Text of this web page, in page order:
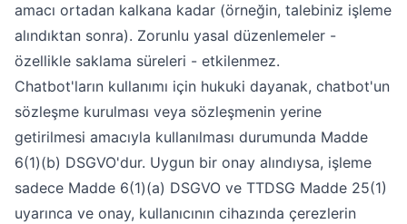
amacı ortadan kalkana kadar (örneğin, talebiniz işleme
alındıktan sonra). Zorunlu yasal düzenlemeler -
özellikle saklama süreleri - etkilenmez.
Chatbot'ların kullanımı için hukuki dayanak, chatbot'un
sözleşme kurulması veya sözleşmenin yerine
getirilmesi amacıyla kullanılması durumunda Madde
6(1)(b) DSGVO'dur. Uygun bir onay alındıysa, işleme
sadece Madde 6(1)(a) DSGVO ve TTDSG Madde 25(1)
uyarınca ve onay, kullanıcının cihazında çerezlerin